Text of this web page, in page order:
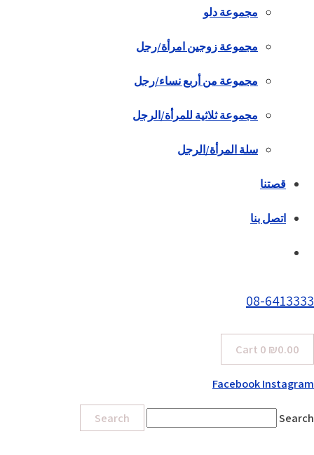
مجموعة دلو
مجموعة زوجين امرأة/رجل
مجموعة من أربع نساء/رجل
مجموعة ثلاثية للمرأة/الرجل
سلة المرأة/الرجل
قصتنا
اتصل بنا
08-6413333
₪0.00
0
Cart
FacebookInstagram
Search
Search